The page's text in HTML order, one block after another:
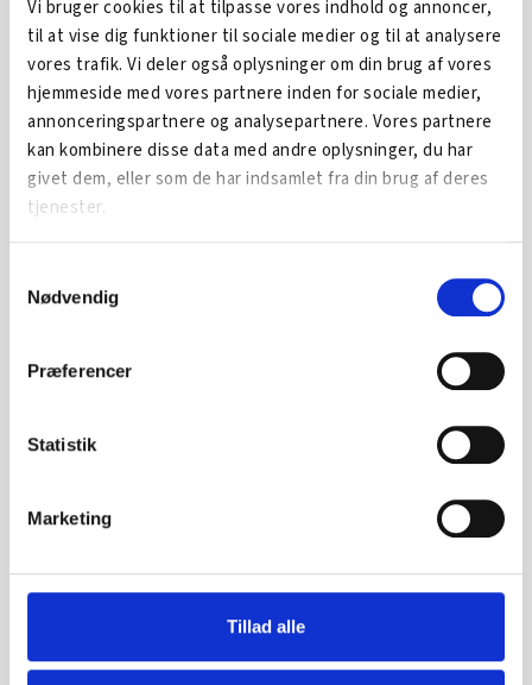
Vi bruger cookies til at tilpasse vores indhold og annoncer,
til at vise dig funktioner til sociale medier og til at analysere
vores trafik. Vi deler også oplysninger om din brug af vores
hjemmeside med vores partnere inden for sociale medier,
annonceringspartnere og analysepartnere. Vores partnere
kan kombinere disse data med andre oplysninger, du har
givet dem, eller som de har indsamlet fra din brug af deres
tjenester.
Nødvendig
Præferencer
Statistik
Marketing
Tillad alle
Har du spørgsmål?
Så kontakt ArbejdskraftAlliancens lokale partner i
Holbæk, erhvervskonsulent Niels Nielsenfra Holbæk
Erhvervsforum.
Tlf. 3066 1411
SE OGSÅ...